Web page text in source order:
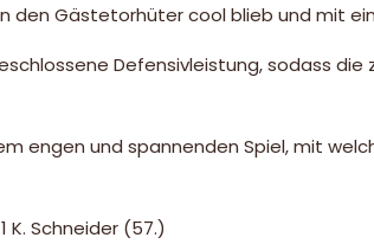
den Gästetorhüter cool blieb und mit
Defensivleistung, sodass
engen und spannenden Spiel, mit
K. Schneider (57.)